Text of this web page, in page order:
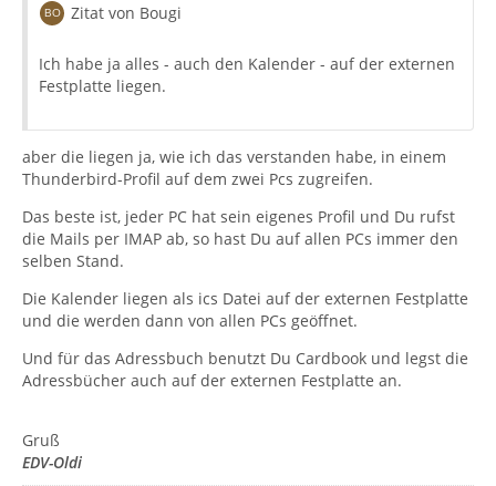
Zitat von Bougi
Ich habe ja alles - auch den Kalender - auf der externen
Festplatte liegen.
aber die liegen ja, wie ich das verstanden habe, in einem
Thunderbird-Profil auf dem zwei Pcs zugreifen.
Das beste ist, jeder PC hat sein eigenes Profil und Du rufst
die Mails per IMAP ab, so hast Du auf allen PCs immer den
selben Stand.
Die Kalender liegen als ics Datei auf der externen Festplatte
und die werden dann von allen PCs geöffnet.
Und für das Adressbuch benutzt Du Cardbook und legst die
Adressbücher auch auf der externen Festplatte an.
Gruß
EDV-Oldi